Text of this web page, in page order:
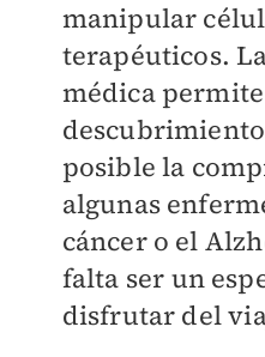
manipular
terapéuticos.
médica
posible la
algunas
cáncer o el
falta ser un
disfrutar del